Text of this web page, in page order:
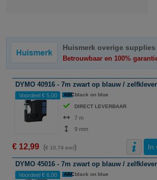
Huismerk overige supplies
Betrouwbaar en 100%
DYMO 40916 - 7m zwart op blauw /
Voordeel € 5,00 ABCblack on blue
DIRECT LEVERBAAR
7 m
9 mm
€ 12,99 (€ 10,74 excl) In
DYMO 45016 - 7m zwart op blauw /
Voordeel € 6,00 ABCblack on blue